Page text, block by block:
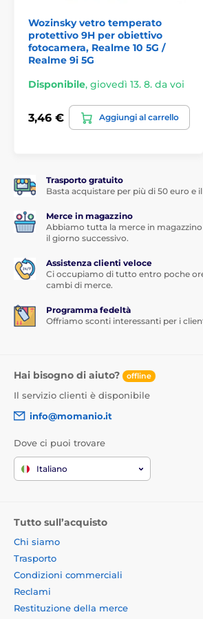
Wozinsky vetro temperato
protettivo 9H per obiettivo
fotocamera, Realme 10 5G /
Realme 9i 5G
Disponibile, giovedì 13. 8. da voi
3,46 € Aggiungi al carrello
Trasporto gratuito
Basta acquistare per più di 50 euro e
Merce in magazzino
Abbiamo tutta la merce in
il giorno successivo.
Assistenza clienti veloce
Ci occupiamo di tutto entro poche
cambi di merce.
Programma fedeltà
Offriamo sconti interessanti per i
Hai bisogno di aiuto? offline
Il servizio clienti è disponibile
info@momanio.it
Dove ci puoi trovare
Italiano
Tutto sull’acquisto
Chi siamo
Trasporto
Condizioni commerciali
Reclami
Restituzione della merce